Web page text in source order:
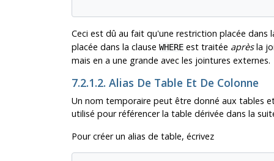
Ceci est dû au fait qu'une restriction placée dans
placée dans la clause WHEREest traitée aprèsla
mais en a une grande avec les jointures externes.
7.2.1.2. Alias De Table Et De Colonne
Un nom temporaire peut être donné aux tables
utilisé pour référencer la table dérivée dans la
Pour créer un alias de table, écrivez